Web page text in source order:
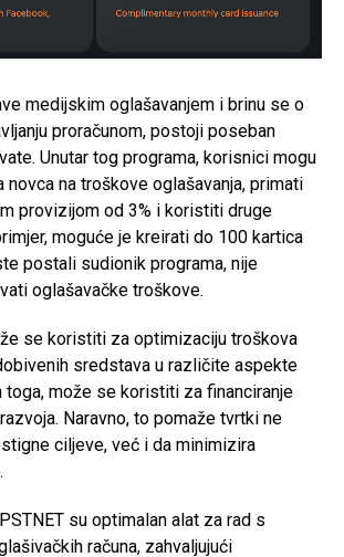
medijskim oglašavanjem i brinu se o
proračunom, postoji poseban
Unutar tog programa, korisnici mogu
novca na troškove oglašavanja, primati
provizijom od 3% i koristiti druge
moguće je kreirati do 100 kartica
postali sudionik programa, nije
oglašavačke troškove.
se koristiti za optimizaciju troškova
sredstava u različite aspekte
toga, može se koristiti za financiranje
Naravno, to pomaže tvrtki ne
ciljeve, već i da minimizira
su optimalan alat za rad s
računa, zahvaljujući